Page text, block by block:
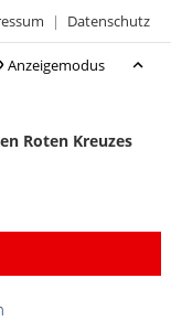
| Datenschutz
Anzeigemodus
Roten Kreuzes